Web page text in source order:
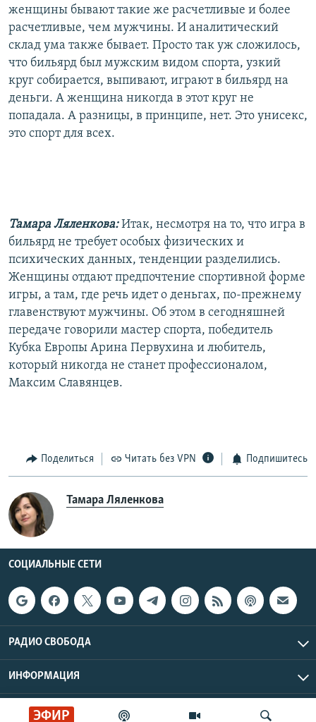
ЭФИР
женщины бывают такие же расчетливые и более
расчетливые, чем мужчины. И аналитический
склад ума также бывает. Просто так уж сложилось,
что бильярд был мужским видом спорта, узкий
круг собирается, выпивают, играют в бильярд на
деньги. А женщина никогда в этот круг не
попадала. А разницы, в принципе, нет. Это унисекс,
это спорт для всех.
Тамара Ляленкова:Итак, несмотря на то, что игра в
бильярд не требует особых физических и
психических данных, тенденции разделились.
Женщины отдают предпочтение спортивной форме
игры, а там, где речь идет о деньгах, по-прежнему
главенствуют мужчины. Об этом в сегодняшней
передаче говорили мастер спорта, победитель
Кубка Европы Арина Первухина и любитель,
который никогда не станет профессионалом,
Максим Славянцев.
Поделиться Читать без VPN Подпишитесь
Тамара Ляленкова
СОЦИАЛЬНЫЕ СЕТИ
РАДИО СВОБОДА
ИНФОРМАЦИЯ
Радио Свобода © 2026 RFE/RL, Inc. | Все права защищены.